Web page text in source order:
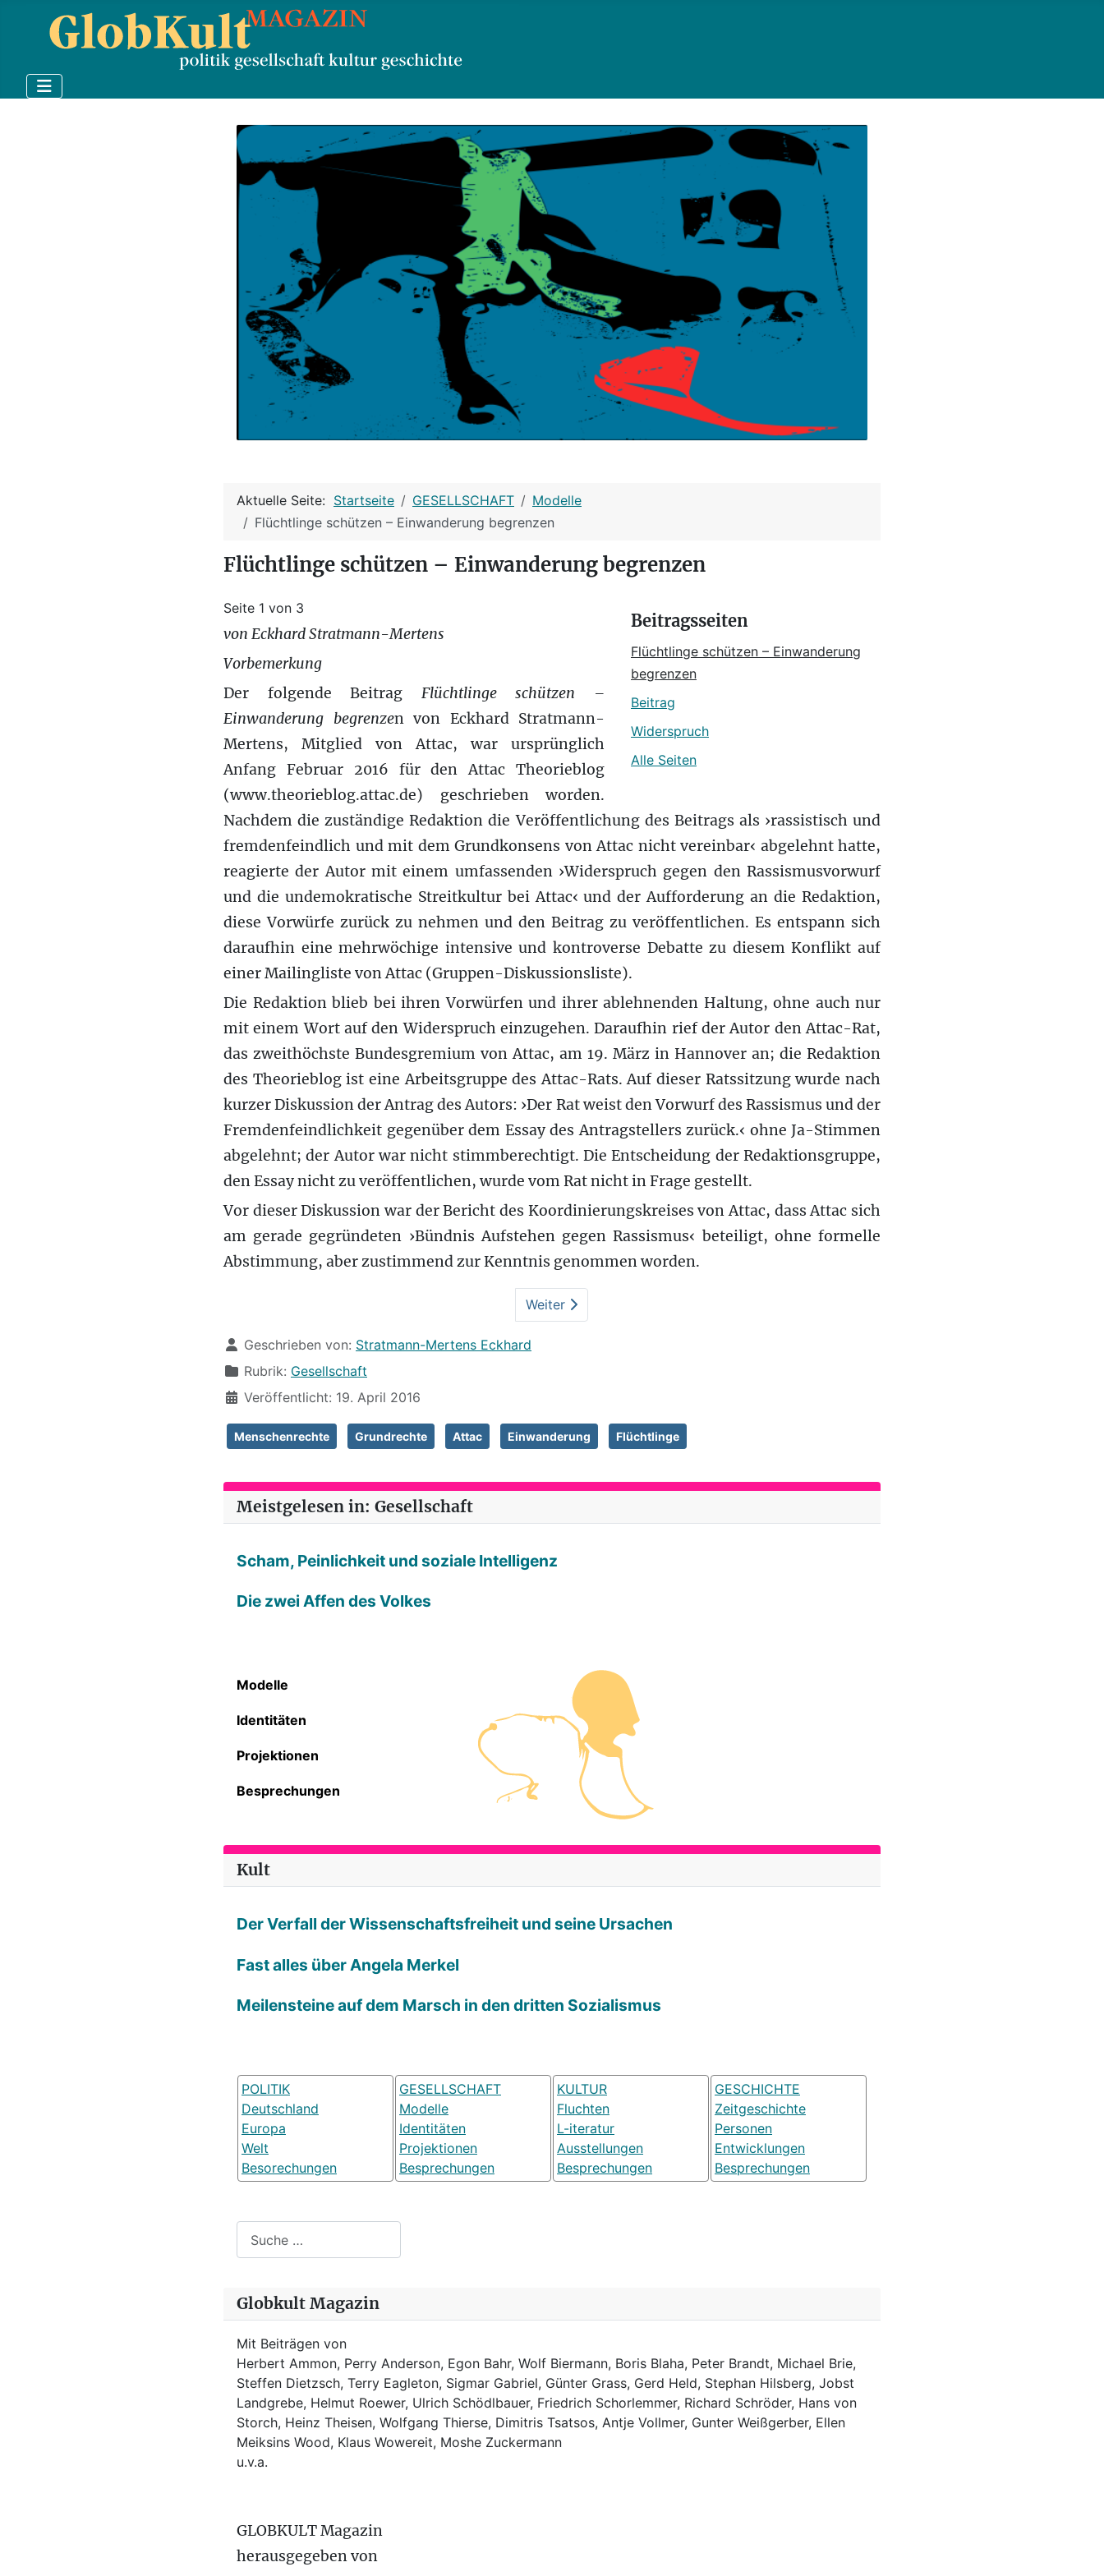
Aktuelle Seite: Startseite GESELLSCHAFT
Modelle
Flüchtlinge schützen – Einwanderung begrenzen
Flüchtlinge schützen – Einwanderung begrenzen
Beitragsseiten
Flüchtlinge schützen – Einwanderung
begrenzen
Beitrag
Widerspruch
Alle Seiten
Seite 1 von 3
von Eckhard Stratmann-Mertens
Vorbemerkung
Der folgende Beitrag Flüchtlinge schützen –
Einwanderung begrenzen von Eckhard Stratmann-
Mertens, Mitglied von Attac, war ursprünglich
Anfang Februar 2016 für den Attac Theorieblog
(www.theorieblog.attac.de) geschrieben worden.
Nachdem die zuständige Redaktion die Veröffentlichung des Beitrags als ›rassistisch und
fremdenfeindlich und mit dem Grundkonsens von Attac nicht vereinbar‹ abgelehnt hatte,
reagierte der Autor mit einem umfassenden ›Widerspruch gegen den Rassismusvorwurf
und die undemokratische Streitkultur bei Attac‹ und der Aufforderung an die Redaktion,
diese Vorwürfe zurück zu nehmen und den Beitrag zu veröffentlichen. Es entspann sich
daraufhin eine mehrwöchige intensive und kontroverse Debatte zu diesem Konflikt auf
einer Mailingliste von Attac (Gruppen-Diskussionsliste).
Die Redaktion blieb bei ihren Vorwürfen und ihrer ablehnenden Haltung, ohne auch nur
mit einem Wort auf den Widerspruch einzugehen. Daraufhin rief der Autor den Attac-Rat,
das zweithöchste Bundesgremium von Attac, am 19. März in Hannover an; die Redaktion
des Theorieblog ist eine Arbeitsgruppe des Attac-Rats. Auf dieser Ratssitzung wurde nach
kurzer Diskussion der Antrag des Autors: ›Der Rat weist den Vorwurf des Rassismus und der
Fremdenfeindlichkeit gegenüber dem Essay des Antragstellers zurück.‹ ohne Ja-Stimmen
abgelehnt; der Autor war nicht stimmberechtigt. Die Entscheidung der Redaktionsgruppe,
den Essay nicht zu veröffentlichen, wurde vom Rat nicht in Frage gestellt.
Vor dieser Diskussion war der Bericht des Koordinierungskreises von Attac, dass Attac sich
am gerade gegründeten ›Bündnis Aufstehen gegen Rassismus‹ beteiligt, ohne formelle
Abstimmung, aber zustimmend zur Kenntnis genommen worden.
Weiter
DetailsGeschrieben von: Stratmann-Mertens Eckhard
Rubrik: Gesellschaft
Veröffentlicht: 19. April 2016
Menschenrechte Grundrechte Attac Einwanderung Flüchtlinge
Meistgelesen in: Gesellschaft
Scham, Peinlichkeit und soziale Intelligenz
Die zwei Affen des Volkes
Modelle
Identitäten
Projektionen
Besprechungen
Kult
Der Verfall der Wissenschaftsfreiheit und seine Ursachen
Fast alles über Angela Merkel
Meilensteine auf dem Marsch in den dritten Sozialismus
POLITIK
Deutschland
Europa
Welt
Besorechungen
GESELLSCHAFT
Modelle
Identitäten
Projektionen
Besprechungen
KULTUR
Fluchten
L-iteratur
Ausstellungen
Besprechungen
GESCHICHTE
Zeitgeschichte
Personen
Entwicklungen
Besprechungen
Globkult Magazin
Mit Beiträgen von
Herbert Ammon, Perry Anderson, Egon Bahr, Wolf Biermann, Boris Blaha, Peter Brandt, Michael Brie,
Steffen Dietzsch, Terry Eagleton, Sigmar Gabriel, Günter Grass, Gerd Held, Stephan Hilsberg, Jobst
Landgrebe, Helmut Roewer, Ulrich Schödlbauer, Friedrich Schorlemmer, Richard Schröder, Hans von
Storch, Heinz Theisen, Wolfgang Thierse, Dimitris Tsatsos, Antje Vollmer, Gunter Weißgerber, Ellen
Meiksins Wood, Klaus Wowereit, Moshe Zuckermann
u.v.a.
GLOBKULT Magazin
herausgegeben von